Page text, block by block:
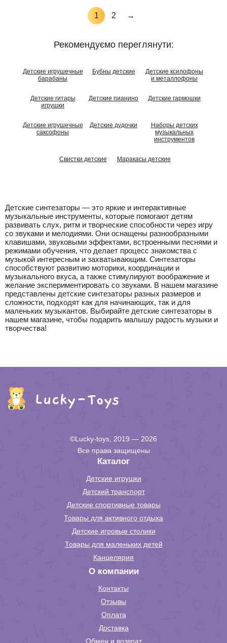
1 2 →
Рекомендуємо переглянути:
Детские игрушечные
барабаны
Бубны детские
Детские ксилофоны
и металлофоны
Детские гитары
игрушки
Детские пианино Детские гармошки
Детские игрушечные
саксофоны
Детские дудочки
Наборы детских
музыкальных
инструментов
Свистки детские Маракасы детские
Детские синтезаторы — это яркие и интерактивные
музыкальные инструменты, которые помогают детям
развивать слух, ритм и творческие способности через игру
со звуками и мелодиями. Они оснащены разнообразными
клавишами, звуковыми эффектами, встроенными песнями и
режимами обучения, что делает процесс знакомства с
музыкой интересным и захватывающим. Синтезаторы
способствуют развитию моторики, координации и
музыкального вкуса, а также стимулируют воображение и
желание экспериментировать со звуками. В нашем магазине
представлены детские синтезаторы разных размеров и
сложности, подходят как для начинающих, так и для
маленьких музыкантов. Выбирайте детские синтезаторы в
нашем магазине, чтобы подарить малышу радость музыки и
творчества!
©Lucky-toys, 2019 — 2026
Все права защищены
Каталог
Детские игрушки
Детский транспорт
Детские спортивные товары
Товары для активного отдыха
Детские игровые столики
Товары для маленьких детей
Канцелярия
О компании
Контакты
Отзывы
Оплата
Доставка
Обмен и возврат